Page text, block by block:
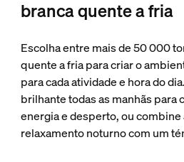
branca quente a fria
Escolha entre mais de 50 000
quente a fria para criar o
para cada atividade e hora do
brilhante todas as manhãs para
energia e desperto, ou combine
relaxamento noturno com um